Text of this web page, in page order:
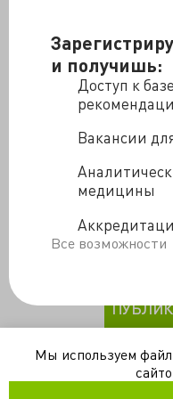
и получишь:
Доступ к
Вакансии
медицины
Все возможности
Этим видео мы
наложении повязок.
Как нужно правильно
видео вы найдете
Подписывайтесь на
Urgent_ Care
Мы используем